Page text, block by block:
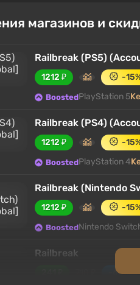
магазинов и
Railbreak (PS5)
1212 ₽ -
BoostedPlayStation 5
Railbreak (PS4)
1212 ₽ -
BoostedPlayStation 4
Railbreak (Nintendo
1212 ₽ -
BoostedNintendo
Railbreak
-66%